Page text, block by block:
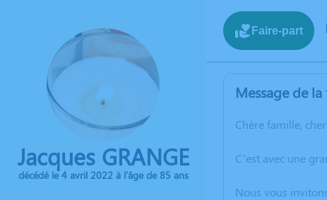
Jacques GRANGE
décédé le 4 avril 2022 à l'âge de 85 ans
Faire-part
Message de
Chère famille,
C’est avec une
Nous vous